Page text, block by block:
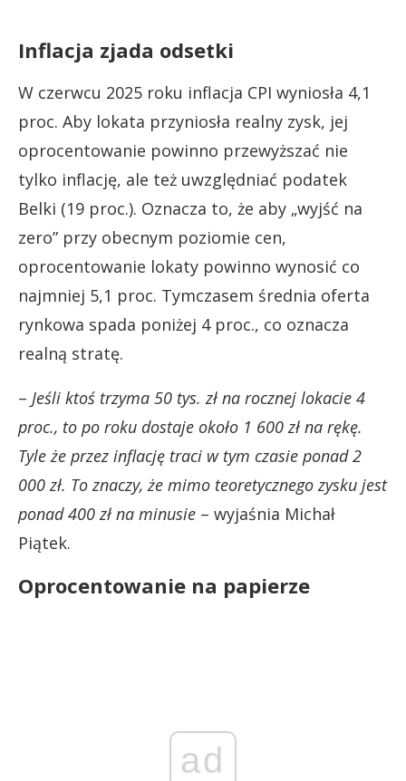
Inflacja zjada odsetki
W czerwcu 2025 roku inflacja CPI wyniosła 4,1
proc. Aby lokata przyniosła realny zysk, jej
oprocentowanie powinno przewyższać nie
tylko inflację, ale też uwzględniać podatek
Belki (19 proc.). Oznacza to, że aby „wyjść na
zero” przy obecnym poziomie cen,
oprocentowanie lokaty powinno wynosić co
najmniej 5,1 proc. Tymczasem średnia oferta
rynkowa spada poniżej 4 proc., co oznacza
realną stratę.
– Jeśli ktoś trzyma 50 tys. zł na rocznej lokacie 4
proc., to po roku dostaje około 1 600 zł na rękę.
Tyle że przez inflację traci w tym czasie ponad 2
000 zł. To znaczy, że mimo teoretycznego zysku jest
ponad 400 zł na minusie – wyjaśnia Michał
Piątek.
Oprocentowanie na papierze
ad